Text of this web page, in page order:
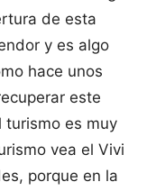
de esta
y es algo
hace unos
este
turismo es muy
vea el Vivi
porque en la